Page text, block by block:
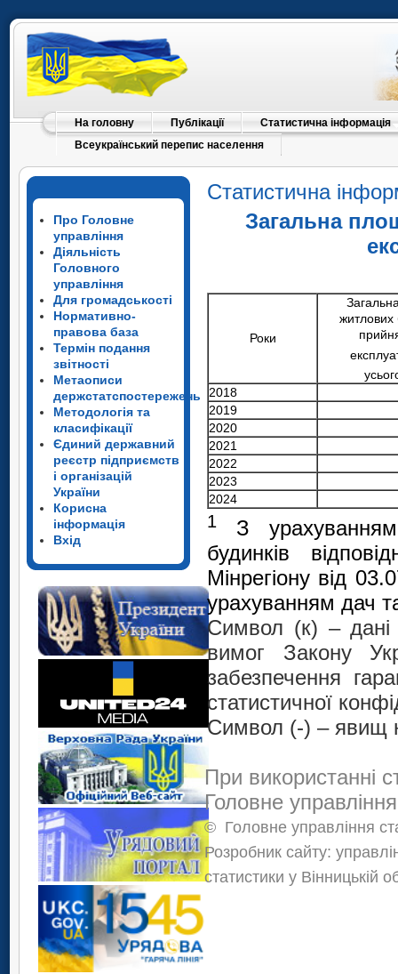
На головну Публікації
Статистична інформація
Всеукраїнський перепис населення
Про Головне
управління
Діяльність
Головного
управління
Для громадськості
Нормативно-
правова база
Термін подання
звітності
Метаописи
держстатспостережень
Методологія та
класифікації
Єдиний державний
реєстр підприємств
і організацій
України
Корисна
інформація
Вхід
Статистична
Загальна
Роки
житлових
2018
2019
2020
2021
2022
2023
2024
1
З
будинків
Мінрегіону від
урахуванням дач
Символ (к) –
вимог Закону
забезпечення
статистичної
Символ (-) – явищ
При використанні
Головне
© Головне управління
Розробник сайту:
статистики у Вінницькій